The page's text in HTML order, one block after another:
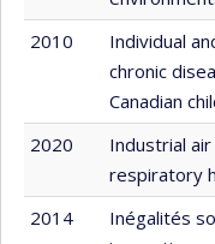
2010
Individual
chronic
Canadian
2020
Industrial
respiratory
2014
Inégalités